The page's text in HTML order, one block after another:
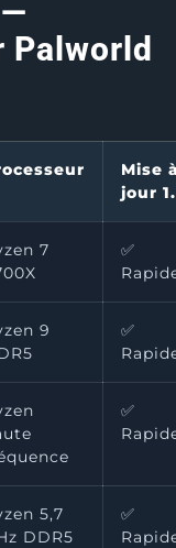
Palworld
Mise
jour
7
✅
9
✅
✅
5,7
DDR5
✅